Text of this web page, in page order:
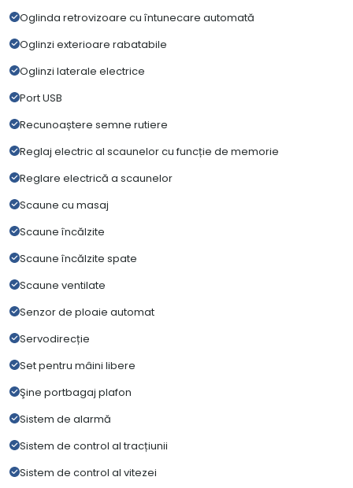
Oglinda retrovizoare cu întunecare automată
Oglinzi exterioare rabatabile
Oglinzi laterale electrice
Port USB
Recunoaștere semne rutiere
Reglaj electric al scaunelor cu funcție de memorie
Reglare electrică a scaunelor
Scaune cu masaj
Scaune încălzite
Scaune încălzite spate
Scaune ventilate
Senzor de ploaie automat
Servodirecție
Set pentru mâini libere
Şine portbagaj plafon
Sistem de alarmă
Sistem de control al tracțiunii
Sistem de control al vitezei